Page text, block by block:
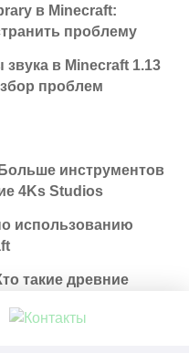
в Minecraft:
проблему
в Minecraft 1.13
проблем
инструментов
4Ks Studios
использованию
такие древние